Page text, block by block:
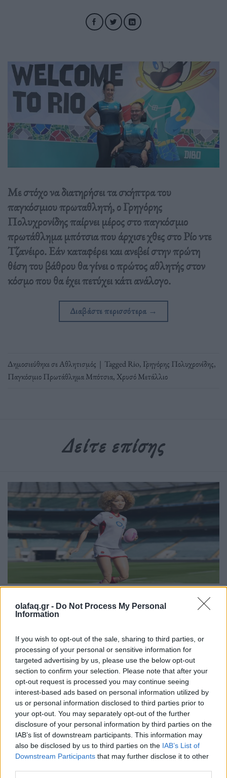
olafaq.gr - Do Not Process My Personal
Information
If you wish to opt-out of the sale, sharing to third parties, or
processing of your personal or sensitive information for
targeted advertising by us, please use the below opt-out
section to confirm your selection. Please note that after your
opt-out request is processed you may continue seeing
interest-based ads based on personal information utilized by
us or personal information disclosed to third parties prior to
your opt-out. You may separately opt-out of the further
disclosure of your personal information by third parties on the
IAB’s list of downstream participants. This information may
also be disclosed by us to third parties on the IAB’s List of
Downstream Participants that may further disclose it to other
Με στόχο να διατηρήσει τα σκήπτρα του
παγκόσμιου πρωταθλητή, ο Γρηγόρης
Πολυχρονίδης παίρνει μέρος στο παγκόσμιο
πρωτάθλημα μπότσια που άρχισε χθες στο Ρίο ντε
Τζανέιρο. Εάν καταφέρει και ανεβεί στην πρώτη
θέση του βάθρου θα γίνει ο πρώτος αθλητής στον
κόσμο που θα έχει πετύχει κάτι ανάλογο.
Διαβάστε περισσότερα →
Δημοσιεύθηκε σεΑθλητισμός | TaggedRio, Γρηγόρης Πολυχρονίδης,
Παγκόσμιο Πρωτάθλημα Μπότσια,Χρυσό Μετάλλιο
Δείτε επίσης
Αθλητισμός
Η νέα Barbie παίζει δυνατά στα σπορ
07.10.25
Η Barbie αφήνει τα τακούνια και πιάνει τη μπάλα του
ράγκμπι. Η Mattel παρουσίασε νέες κούκλες εμπνευσμένες
από γυναίκες-πρωταθλήτριες που αλλάζουν τα δεδομένα στον
αθλητισμό, με πρωταγωνίστρια την Άγγ